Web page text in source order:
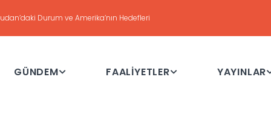
Haftalık Değerlendirme Toplantısı - 21 Temmuz 2026
GÜNDEM FAALİYETLER YAYINLAR